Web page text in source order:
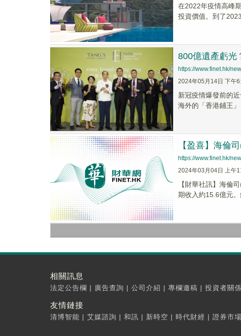
在2022年疫情高峰
投資價值。到了
800億遺產虧光
https://www.finet.hk/
2024年05月14日 下午
新冠疫情爆發前的
海外的「香港鋪王
【盈喜】海倫
https://www.finet.hk/
2024年03月04日 上午
【財華社訊】海倫
期收入約15.6億元。
相關訊息
法定公告欄 | 廣告查詢 | 公司介紹 | 專欄邀稿 | 投資者關係
友情鏈接
清博智能 | 艾媒諮詢 | 和訊 | 新時空 | 時代財經 | 證券市